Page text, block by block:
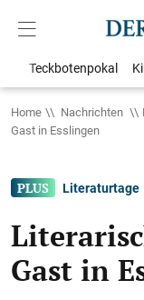
Teckbotenpokal
Home Nachrichten
Gast in Esslingen
Literaturtage
Gast in